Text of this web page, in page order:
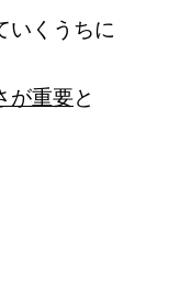
いくうちに
が重要と